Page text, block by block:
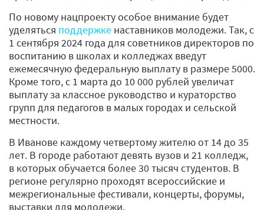
По новому нацпроекту особое внимание будет
уделяться поддержке наставников молодежи. Так, с
1 сентября 2024 года для советников директоров по
воспитанию в школах и колледжах введут
ежемесячную федеральную выплату в размере 5000.
Кроме того, с 1 марта до 10 000 рублей увеличат
выплату за классное руководство и кураторство
групп для педагогов в малых городах и сельской
местности.
В Иванове каждому четвертому жителю от 14 до 35
лет. В городе работают девять вузов и 21 колледж,
в которых обучается более 30 тысяч студентов. В
регионе регулярно проходят всероссийские и
межрегиональные фестивали, концерты, форумы,
выставки для молодежи.